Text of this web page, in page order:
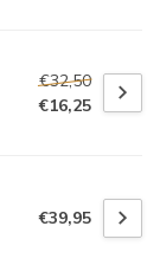
€32,50
€16,25
€39,95